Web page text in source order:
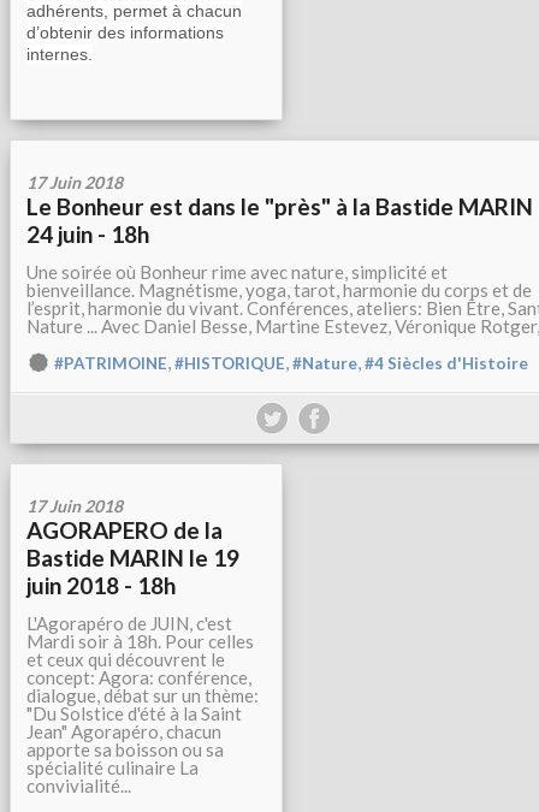
adhérents, permet à chacun
d’obtenir des informations
internes.
17 Juin 2018
Le Bonheur est dans le "près" à la Bastide MARIN
24 juin - 18h
Une soirée où Bonheur rime avec nature, simplicité et
bienveillance. Magnétisme, yoga, tarot, harmonie du corps et de
l’esprit, harmonie du vivant. Conférences, ateliers: Bien Être,
Nature ... Avec Daniel Besse, Martine Estevez, Véronique
#PATRIMOINE,#HISTORIQUE,#Nature,#4 Siècles d'Histoire
17 Juin 2018
AGORAPERO de la
Bastide MARIN le 19
juin 2018 - 18h
L'Agorapéro de JUIN, c'est
Mardi soir à 18h. Pour celles
et ceux qui découvrent le
concept: Agora: conférence,
dialogue, débat sur un thème:
"Du Solstice d'été à la Saint
Jean" Agorapéro, chacun
apporte sa boisson ou sa
spécialité culinaire La
convivialité...